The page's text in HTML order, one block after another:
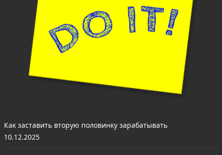
Как заставить вторую половинку зарабатывать
10.12.2025